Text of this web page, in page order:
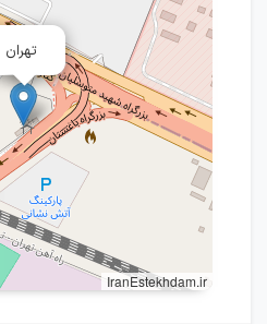
تهران
IranEstekhdam.ir